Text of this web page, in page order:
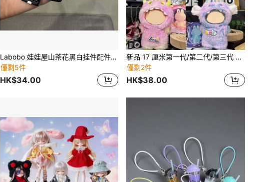
Labobo 娃娃屋山茶花黑白挂件配件吊坠装饰适用于
僅剩5件
HK$34.00
新品 17 厘米第一代/第二代/第三代 Labobo 毛绒玩具衣服，可爱第三代彩色怪物服装，适合
僅剩2件
HK$38.00